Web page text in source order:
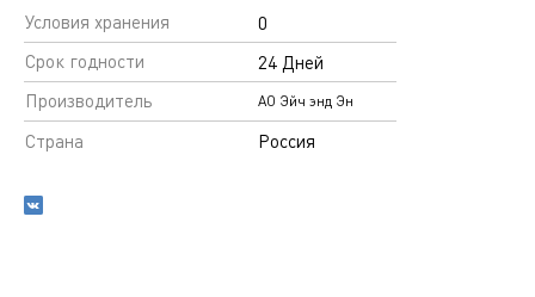
Условия хранения
0
Срок годности
24 Дней
Производитель
АО Эйч энд Эн
Страна Россия